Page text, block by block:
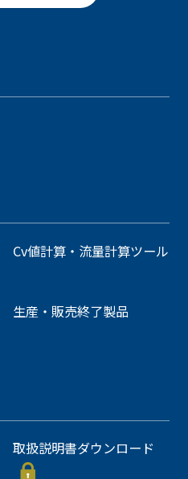
Cv値計算・流量計算ツール
生産・販売終了製品
取扱説明書ダウンロード